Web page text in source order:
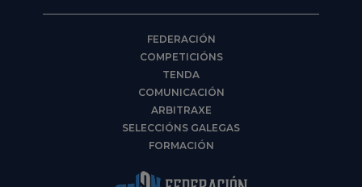
FEDERACIÓN
COMPETICIÓNS
TENDA
COMUNICACIÓN
ARBITRAXE
SELECCIÓNS GALEGAS
FORMACIÓN